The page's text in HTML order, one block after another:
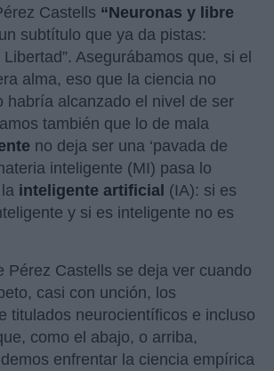
Castells “Neuronas y libre
subtítulo que ya da pistas:
Libertad”. Asegurábamos que, si el
alma, eso que la ciencia no
habría alcanzado el nivel de ser
también que lo de mala
no deja ser una ‘pavada de
inteligente (MI) pasa lo
inteligente artificial (IA): si es
y si es inteligente no es
Pérez Castells se deja ver cuando
casi con unción, los
titulados neurocientíficos e incluso
como el abajo, o arriba,
enfrentar la ciencia empírica